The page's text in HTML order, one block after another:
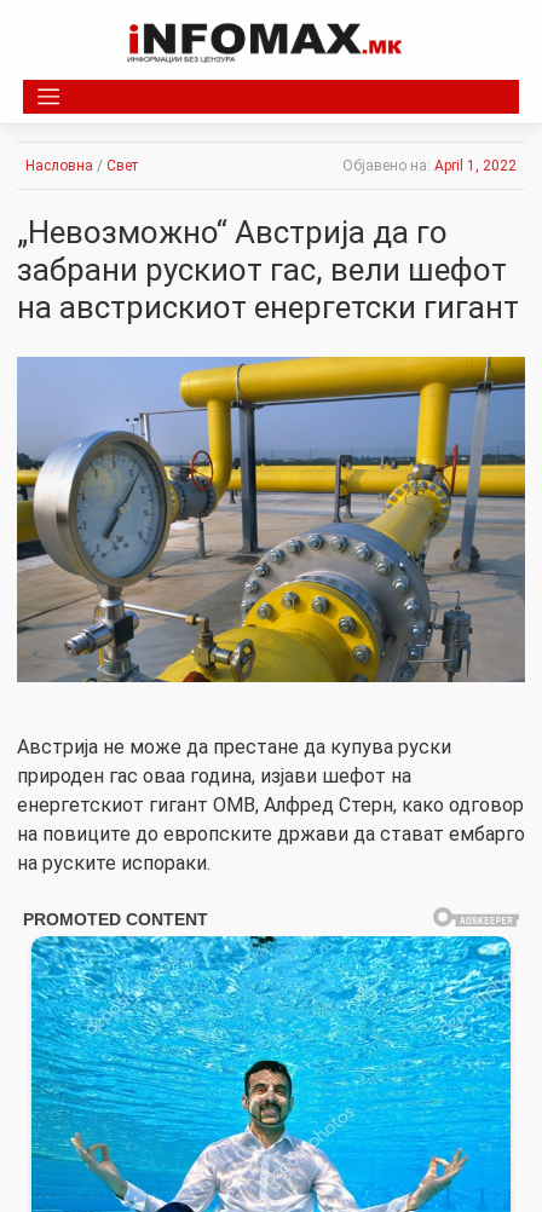
Насловна / Свет Објавено на: April 1, 2022
„Невозможно“ Австрија да го
забрани рускиот гас, вели шефот
на австрискиот енергетски гигант
Австрија не може да престане да купува руски
природен гас оваа година, изјави шефот на
енергетскиот гигант ОМВ, Алфред Стерн, како одговор
на повиците до европските држави да стават ембарго
на руските испораки.